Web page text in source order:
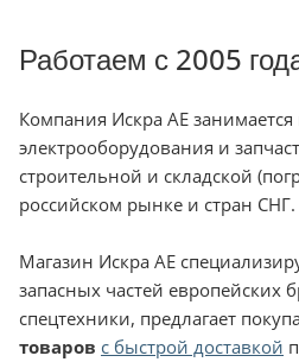
Работаем с 2005
Компания Искра АЕ занимается
электрооборудования и
строительной и складской
российском рынке и стран СНГ.
Магазин Искра АЕ
запасных частей европейских
спецтехники, предлагает
товаров с быстрой доставкой